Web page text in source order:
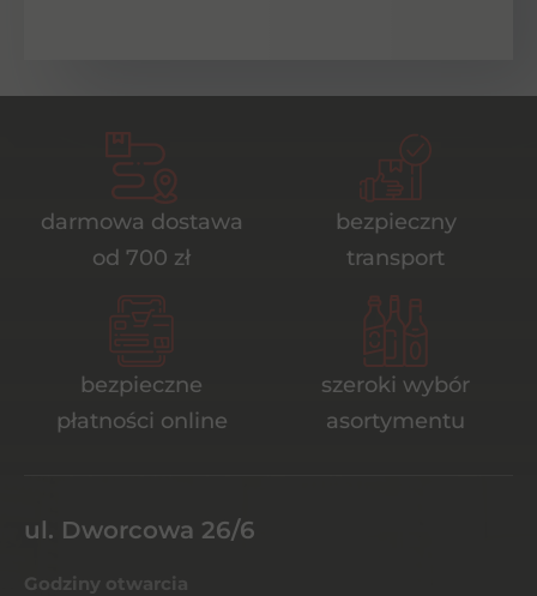
darmowa dostawa
od 700 zł
bezpieczny
transport
bezpieczne
płatności online
szeroki wybór
asortymentu
ul. Dworcowa 26/6
Godziny otwarcia